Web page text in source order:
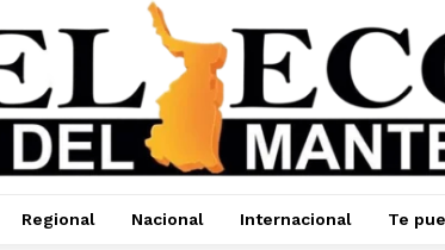
Regional Nacional Internacional Te